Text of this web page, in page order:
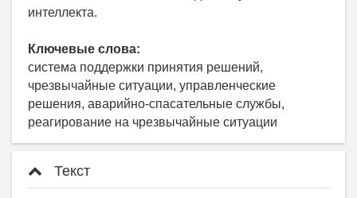
интеллекта.
Ключевые слова:
система поддержки принятия решений,
чрезвычайные ситуации, управленческие
решения, аварийно-спасательные службы,
реагирование на чрезвычайные ситуации
Текст